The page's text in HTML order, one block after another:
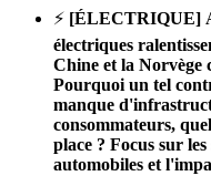
⚡️ [ÉLECTRIQUE]
électriques
Chine et la Norvège
Pourquoi un tel
manque
consommateurs,
place ? Focus sur
automobiles et